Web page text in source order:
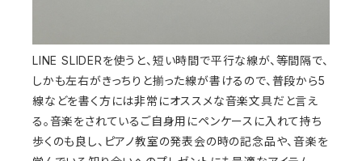
LINE SLIDERを使うと、短い時間で平行な線が、等間隔で、
しかも左右がきっちりと揃った線が書けるので、普段から5
線などを書く方には非常にオススメな音楽文具だと言え
る。音楽をされているご自身用にペンケースに入れて持ち
歩くのも良し、ピアノ教室の発表会の時の記念品や、音楽を